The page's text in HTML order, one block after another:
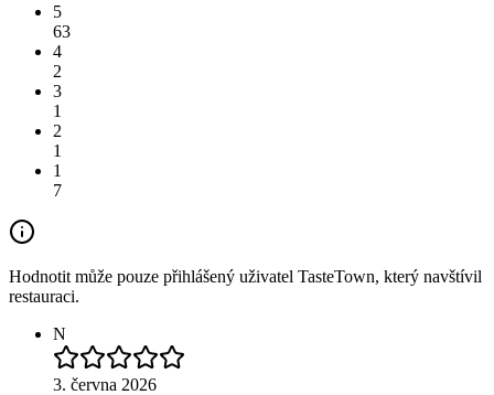
5
63
4
2
3
1
2
1
1
7
Hodnotit může pouze přihlášený uživatel TasteTown, který navštívil
restauraci.
N
3. června 2026